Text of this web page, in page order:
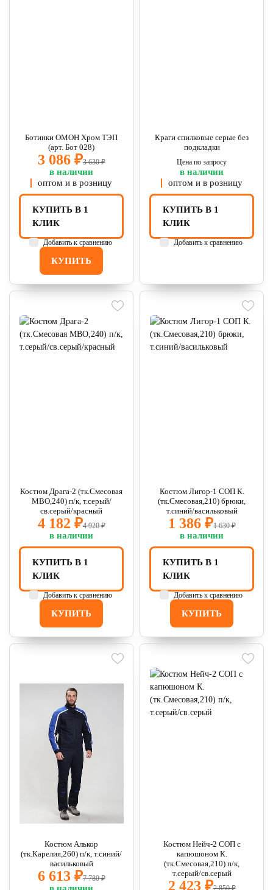
Ботинки ОМОН Хром ТЭП
(арт. Бот 028)
3 086 ₽3 630 ₽
в наличии
оптом и в розницу
КУПИТЬ
КУПИТЬ В 1
КЛИК
Добавить к сравнению
Краги спилковые серые без
подкладки
Цена по запросу
в наличии
оптом и в розницу
КУПИТЬ В 1
КЛИК
Добавить к сравнению
Костюм Драга-2 (тк.Смесовая
МВО,240) п/к, т.серый/
св.серый/красный
4 182 ₽4 920 ₽
в наличии
КУПИТЬ
КУПИТЬ В 1
КЛИК
Добавить к сравнению
Костюм Лигор-1 СОП К.
(тк.Смесовая,210) брюки,
т.синий/васильковый
1 386 ₽1 630 ₽
в наличии
КУПИТЬ
КУПИТЬ В 1
КЛИК
Добавить к сравнению
Костюм Алькор
(тк.Карелия,260) п/к, т.синий/
васильковый
6 613 ₽7 780 ₽
Костюм Нейч-2 СОП с
капюшоном К.
(тк.Смесовая,210) п/к,
т.серый/св.серый
2 423 ₽2 850 ₽